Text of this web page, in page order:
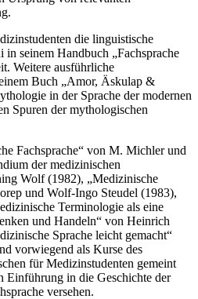
von relevanten
die linguistische
seinem Handbuch „Fachsprache
Weitere ausführliche
Buch „Amor, Äskulap &
in der Sprache der modernen
Spuren der mythologischen
Fachsprache“ von M. Michler und
der medizinischen
Wolf (1982), „Medizinische
und Wolf-Ingo Steudel (1983
Terminologie als eine
und Handeln“ von Heinrich
Sprache leicht gemacht“
vorwiegend als Kurse des
für Medizinstudenten gemeint
in die Geschichte der